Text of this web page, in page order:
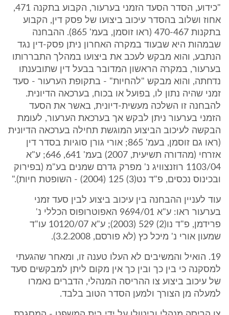
"כידוע, הסדר הסעד הזמני בערעור, הקבוע בתקנה 471,
אחוז ושלוב בהסדר עיכוב ביצועו של פסק דין, הקבוע
בתקנות 470-467 (ראו זוסמן, בעמ' 865). ההבחנה
שבמהות היא שבעוד במקרה האחרון ניתן פסק-דין נגד
הנתבע, והוא מבקש לעכב את ביצועו במהלך התבררותו
בערעור, במקרה הראשון המדובר בבעל דין שתובענתו
נדחתה, והוא מבקש "להחיות" - בתקופת הערעור - סעד
זמני שהיה נתון לו, בפועל או בכוח, בערכאה הדיונית.
להבחנה זו השלכה מעשית-דיונית, באשר את הסעד
הזמני בערעור ניתן לבקש אך בערכאת הערעור, לעומת
הבקשה לעיכוב הביצוע המוגשת תחילה בערכאה הדיונית
(ראו גם זוסמן, בעמ' 865; אורי גורן סוגיות בסדר דין
אזרחי (מהדורה תשיעית, 2007) בעמ' 641, 646; ע"א
1103/04 רוזנצוויג נ' מפרק גדרם שמנים בע"מ (בפירוק
ובכינוס נכסים, פ"ד נט(3) 125 (2004) - השופטת חיות)."
עוד לעניין ההבחנה בין עיכוב ביצוע לבין סעד זמני
בערעור ראו: ע"א 9694/01 האפוטרופוס הכללי נ'
פרידמן, פ"ד נו(2) 529 (2003); ע"א 10120/07 עו"ד
שמעון אורי נ' מיכל כץ (לא פורסם, 3.2.2008).
19. הואיל והמשיבים לא העלו טענה זו, ומאחר שהגעתי
למסקנה כי בין כך ובין כך אין מקום ליתן למבקשים סעד
של עיכוב ביצוע צו ההריסה המנהלי, הדברים נאמרו
למעלה מן הצורך ולמען הסדר הטוב בלבד.